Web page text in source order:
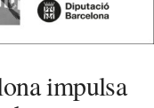
impulsa